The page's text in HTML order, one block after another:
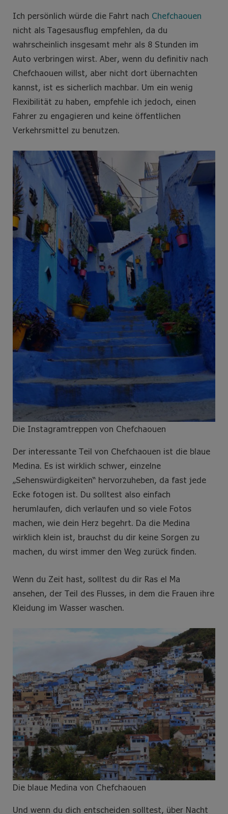
Ich persönlich würde die Fahrt nach Chefchaouen
nicht als Tagesausflug empfehlen, da du
wahrscheinlich insgesamt mehr als 8 Stunden im
Auto verbringen wirst. Aber, wenn du definitiv nach
Chefchaouen willst, aber nicht dort übernachten
kannst, ist es sicherlich machbar. Um ein wenig
Flexibilität zu haben, empfehle ich jedoch, einen
Fahrer zu engagieren und keine öffentlichen
Verkehrsmittel zu benutzen.
Die Instagramtreppen von Chefchaouen
Der interessante Teil von Chefchaouen ist die blaue
Medina. Es ist wirklich schwer, einzelne
„Sehenswürdigkeiten“ hervorzuheben, da fast jede
Ecke fotogen ist. Du solltest also einfach
herumlaufen, dich verlaufen und so viele Fotos
machen, wie dein Herz begehrt. Da die Medina
wirklich klein ist, brauchst du dir keine Sorgen zu
machen, du wirst immer den Weg zurück finden.
Wenn du Zeit hast, solltest du dir Ras el Ma
ansehen, der Teil des Flusses, in dem die Frauen ihre
Kleidung im Wasser waschen.
Die blaue Medina von Chefchaouen
Und wenn du dich entscheiden solltest, über Nacht